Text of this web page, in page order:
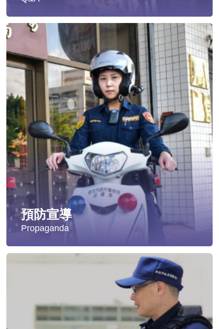
遭受性侵害時，可向哪些單位求助？
發生性侵害案件後，我可以請社工陪同嗎?
發生性侵害案件後，我需要去驗傷嗎?
遇到性騷擾案件之處理？
當你遭受到家庭暴力時該如何處理？
如何執行家庭暴力加害人訪查、訪查對象及期間為何?
預防宣導
Propaganda
影音專區